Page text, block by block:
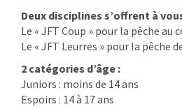
Deux disciplines s’offrent à
Le « JFT Coup » pour la pêche au
Le « JFT Leurres » pour la pêche
2 catégories d’âge :
Juniors : moins de 14 ans
Espoirs : 14 à 17 ans